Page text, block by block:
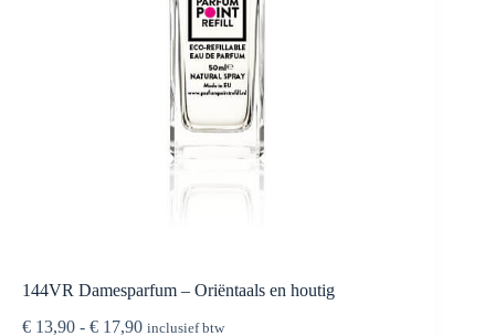
144VR Damesparfum – Oriëntaals en houtig
€ 13,90 - € 17,90Prijsklasse:
inclusief btw